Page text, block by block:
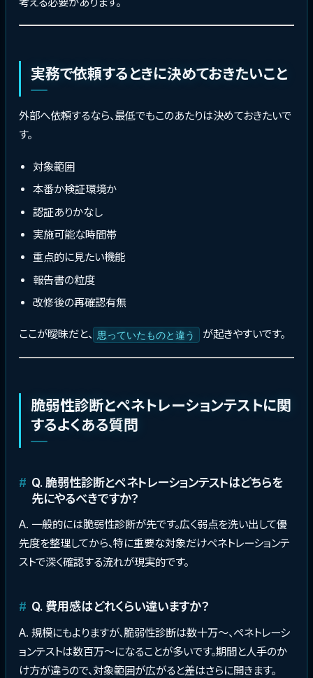
実務で依頼するときに決めておきたいこと
外部へ依頼するなら、最低でもこのあたりは決めておきたいで
す。
対象範囲
本番か検証環境か
認証ありかなし
実施可能な時間帯
重点的に見たい機能
報告書の粒度
改修後の再確認有無
ここが曖昧だと、 思っていたものと違う が起きやすいです。
脆弱性診断とペネトレーションテストに関
するよくある質問
Q. 脆弱性診断とペネトレーションテストはどちらを
先にやるべきですか？
A. 一般的には脆弱性診断が先です。広く弱点を洗い出して優
先度を整理してから、特に重要な対象だけペネトレーションテ
ストで深く確認する流れが現実的です。
Q. 費用感はどれくらい違いますか？
A. 規模にもよりますが、脆弱性診断は数十万〜、ペネトレーシ
ョンテストは数百万〜になることが多いです。期間と人手のか
け方が違うので、対象範囲が広がると差はさらに開きます。